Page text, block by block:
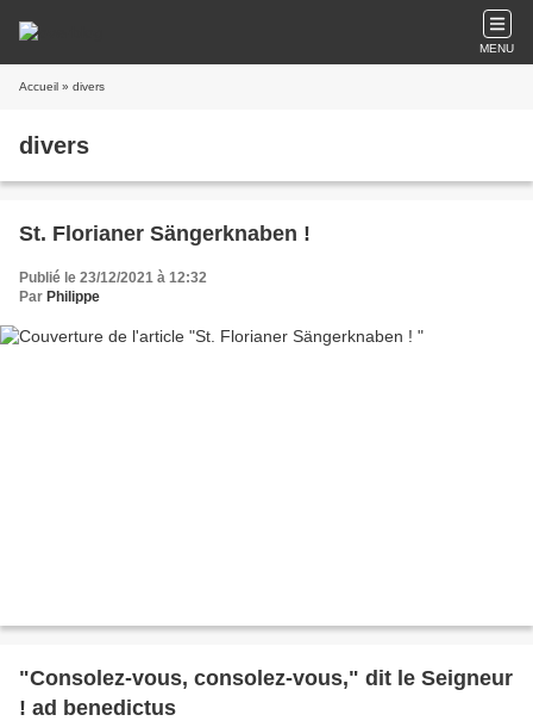
MENU
Accueil » divers
divers
St. Florianer Sängerknaben !
Publié le 23/12/2021 à 12:32
Par Philippe
"Consolez-vous, consolez-vous," dit le Seigneur
! ad benedictus